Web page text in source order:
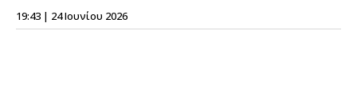
19:43 | 24 Ιουνίου 2026